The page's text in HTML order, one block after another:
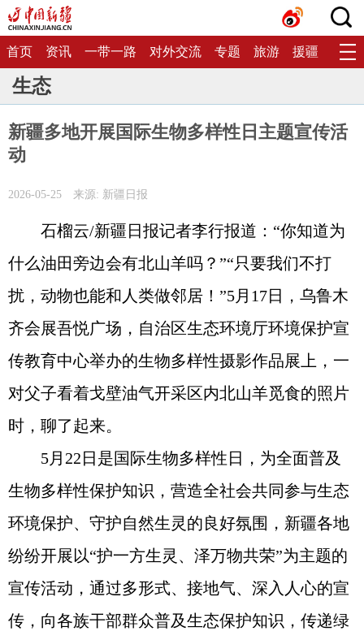
首页 资讯 一带一路 对外交流 专题 旅游 援疆 生态
生态
新疆多地开展国际生物多样性日主题宣传活
动
2026-05-25 来源: 新疆日报
石榴云/新疆日报记者李行报道：“你知道为
什么油田旁边会有北山羊吗？”“只要我们不打
扰，动物也能和人类做邻居！”5月17日，乌鲁木
齐会展吾悦广场，自治区生态环境厅环境保护宣
传教育中心举办的生物多样性摄影作品展上，一
对父子看着戈壁油气开采区内北山羊觅食的照片
时，聊了起来。
5月22日是国际生物多样性日，为全面普及
生物多样性保护知识，营造全社会共同参与生态
环境保护、守护自然生灵的良好氛围，新疆各地
纷纷开展以“护一方生灵、泽万物共荣”为主题的
宣传活动，通过多形式、接地气、深入人心的宣
传，向各族干部群众普及生态保护知识，传递绿